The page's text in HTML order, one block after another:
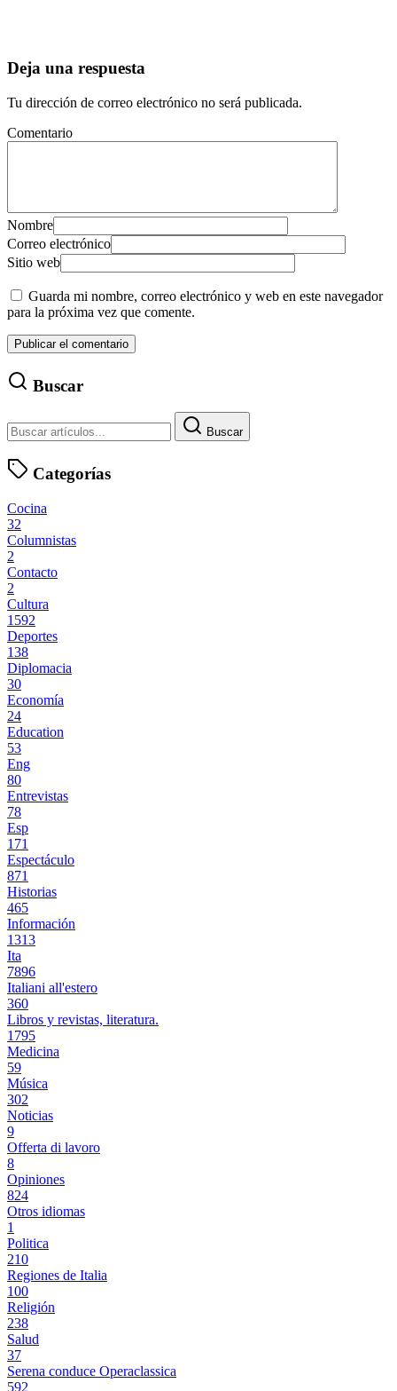
Deja una respuesta
Tu dirección de correo electrónico no será publicada.
Comentario
Nombre
Correo electrónico
Sitio web
Guarda mi nombre, correo electrónico y web en este navegador
para la próxima vez que comente.
Buscar
Buscar
Categorías
Cocina
32
Columnistas
2
Contacto
2
Cultura
1592
Deportes
138
Diplomacia
30
Economía
24
Education
53
Eng
80
Entrevistas
78
Esp
171
Espectáculo
871
Historias
465
Información
1313
Ita
7896
Italiani all'estero
360
Libros y revistas, literatura.
1795
Medicina
59
Música
302
Noticias
9
Offerta di lavoro
8
Opiniones
824
Otros idiomas
1
Politica
210
Regiones de Italia
100
Religión
238
Salud
37
Serena conduce Operaclassica
592